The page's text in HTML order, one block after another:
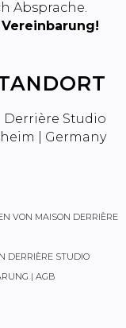
Absprache.
Derrière Studio
| Germany
VON MAISON DERRIÈRE
DERRIÈRE STUDIO
| AGB